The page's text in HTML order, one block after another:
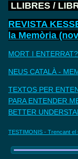
LLIBRES /
REVISTA
la Memòria
MORT I
NEUS CATALÀ -
TEXTOS PER
PARA ENTENDER
BETTER
TESTIMONIS - Trencant el